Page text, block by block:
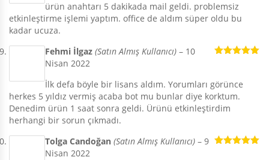
ürün anahtarı 5 dakikada mail geldi. problemsiz
etkinleştirme işlemi yaptım. office de aldım süper oldu bu
kadar ucuza.
Fehmi İlgaz (Satın Almış Kullanıcı) – 10
Nisan 2022
İlk defa böyle bir lisans aldım. Yorumları görünce
herkes 5 yıldız vermiş acaba bot mu bunlar diye korktum.
Denedim ürün 1 saat sonra geldi. Ürünü etkinleştirdim
herhangi bir sorun çıkmadı.
Tolga Candoğan (Satın Almış Kullanıcı) – 9
Nisan 2022